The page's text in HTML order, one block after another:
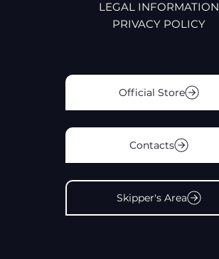
LEGAL INFORMATION
PRIVACY POLICY
Official Store
Contacts
Skipper's Area